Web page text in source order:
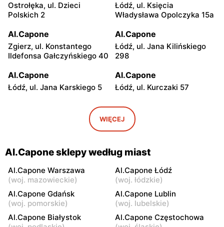
Ostrołęka, ul. Dzieci
Polskich 2
Łódź, ul. Księcia
Władysława Opolczyka 15a
Al.Capone
Zgierz, ul. Konstantego
Ildefonsa Gałczyńskiego 40
Al.Capone
Łódź, ul. Jana Kilińskiego
298
Al.Capone
Łódź, ul. Jana Karskiego 5
Al.Capone
Łódź, ul. Kurczaki 57
Łódź, ul. Kongresowa 59
Al.Capone
Łódź, ul. Św. Franciszka z
Asyżu 19
Al.Capone
Lublin, ul. Nałęczowska 14
Al.Capone
Kielce, ul. Wapiennikowa 14
Al.Capone
Lublin, ul. Władysława
Kunickiego 161
Al.Capone
Białystok, ul. Jerzego
Waszyngtona 29
Al.Capone Al.Capone
WIĘCEJ
Al.Capone sklepy według miast
Al.Capone Warszawa
(woj. mazowieckie)
Al.Capone Łódź
(woj. łódzkie)
Al.Capone Gdańsk
(woj. pomorskie)
Al.Capone Lublin
(woj. lubelskie)
Al.Capone Białystok
Al.Capone Częstochowa